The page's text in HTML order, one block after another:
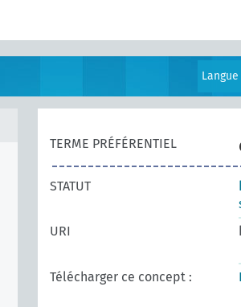
TERME PRÉFÉRENTIEL
STATUT
URI
Télécharger ce concept :